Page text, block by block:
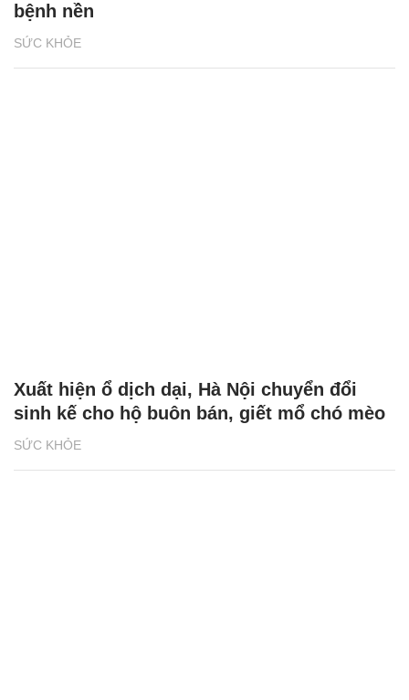
SỨC KHỎE
bệnh nền
SỨC KHỎE
Xuất hiện ổ dịch dại, Hà Nội chuyển đổi
sinh kế cho hộ buôn bán, giết mổ chó mèo